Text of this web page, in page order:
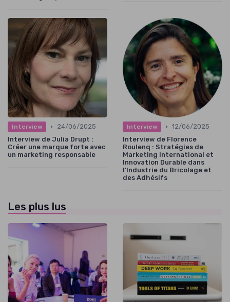
Interview •
24/06/2025
Interview de Julia Drupt :
Créer une marque forte avec
un marketing responsable
Interview • 12/06/2025
Interview de Florence
Roulenq : Stratégies de
Marketing International et
Innovation Durable dans
l'Industrie du Bricolage et
des Adhésifs
Les plus lus